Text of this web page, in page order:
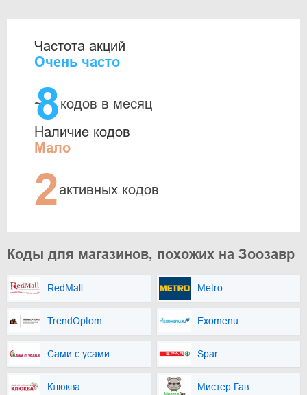
Частота акций
Очень часто
~
8кодов в месяц
Наличие кодов
Мало
2активных кодов
Коды для магазинов, похожих на Зоозавр
RedMall Metro
TrendOptom Exomenu
Сами с усами Spar
Клюква Мистер Гав